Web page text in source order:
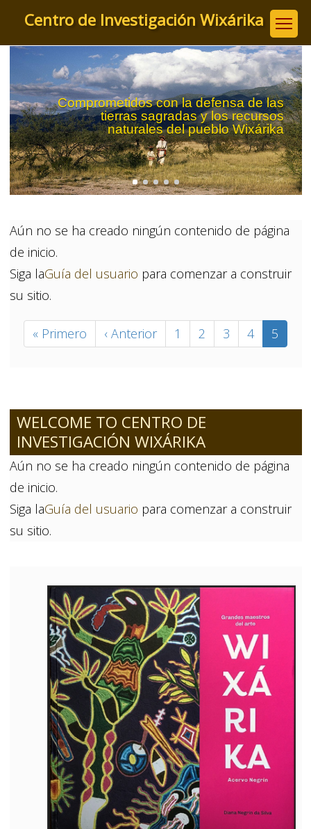
principal
Centro de Investigación Wixárika
Comprometidos con la defensa de las
tierras sagradas y los recursos
naturales del pueblo Wixárika
Aún no se ha creado ningún contenido de página
de inicio.
Siga laGuía del usuario para comenzar a construir
su sitio.
Paginación
Primera
página
« Primero
Página
anterior
‹ Anterior Página
1 Página
2 Página
3 Página
4
Página
actual
5
WELCOME TO CENTRO DE
INVESTIGACIÓN WIXÁRIKA
Aún no se ha creado ningún contenido de página
de inicio.
Siga laGuía del usuario para comenzar a construir
su sitio.